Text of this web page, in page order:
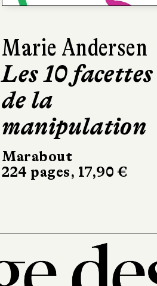
Marie Andersen
Les 10 facettes
de la
manipulation
Marabout
224 pages, 17,90 €
Du
Le